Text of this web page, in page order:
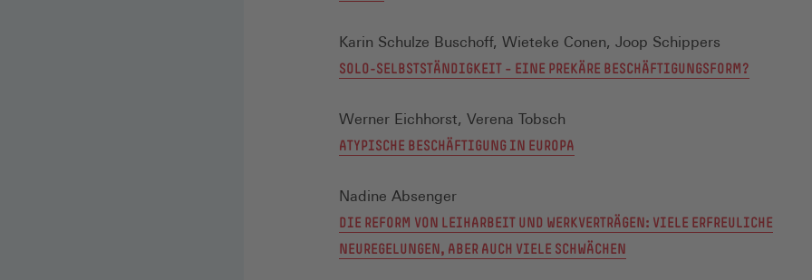
Karin Schulze Buschoff, Wieteke Conen, Joop Schippers
SOLO-SELBSTSTÄNDIGKEIT – EINE PREKÄRE BESCHÄFTIGUNGSFORM?
Werner Eichhorst, Verena Tobsch
ATYPISCHE BESCHÄFTIGUNG IN EUROPA
Nadine Absenger
DIE REFORM VON LEIHARBEIT UND WERKVERTRÄGEN: VIELE ERFREULICHE
NEUREGELUNGEN, ABER AUCH VIELE SCHWÄCHEN